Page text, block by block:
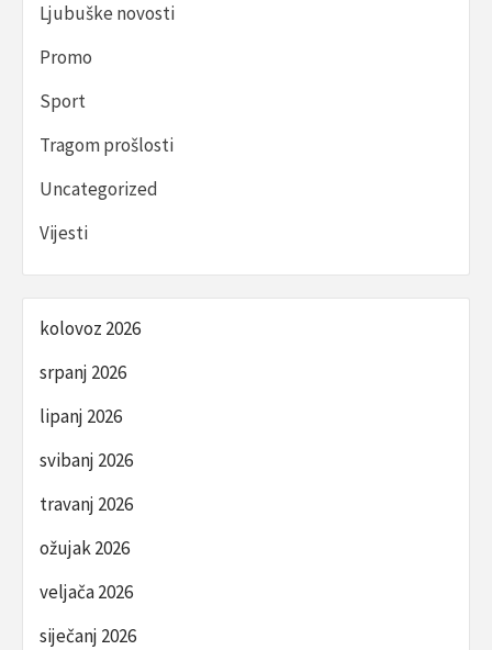
Ljubuške novosti
Promo
Sport
Tragom prošlosti
Uncategorized
Vijesti
kolovoz 2026
srpanj 2026
lipanj 2026
svibanj 2026
travanj 2026
ožujak 2026
veljača 2026
siječanj 2026